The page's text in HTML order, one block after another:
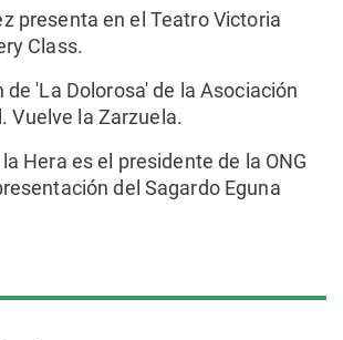
presenta en el Teatro Victoria
Class.
de 'La Dolorosa' de la Asociación
Vuelve la Zarzuela.
Hera es el presidente de la ONG
del Sagardo Eguna